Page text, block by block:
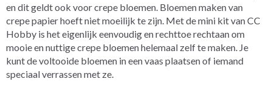
en dit geldt ook voor crepe bloemen. Bloemen maken van
crepe papier hoeft niet moeilijk te zijn. Met de mini kit van CC
Hobby is het eigenlijk eenvoudig en rechttoe rechtaan om
mooie en nuttige crepe bloemen helemaal zelf te maken. Je
kunt de voltooide bloemen in een vaas plaatsen of iemand
speciaal verrassen met ze.